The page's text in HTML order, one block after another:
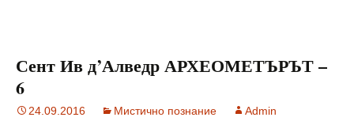
Сент Ив д’Алведр АРХЕОМЕТЪРЪТ –
6
24.09.2016 Мистично познание Admin